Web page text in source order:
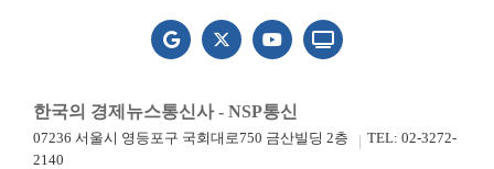
한국의 경제뉴스통신사 - NSP통신
07236 서울시 영등포구 국회대로750 금산빌딩 2층
TEL: 02-3272-
2140